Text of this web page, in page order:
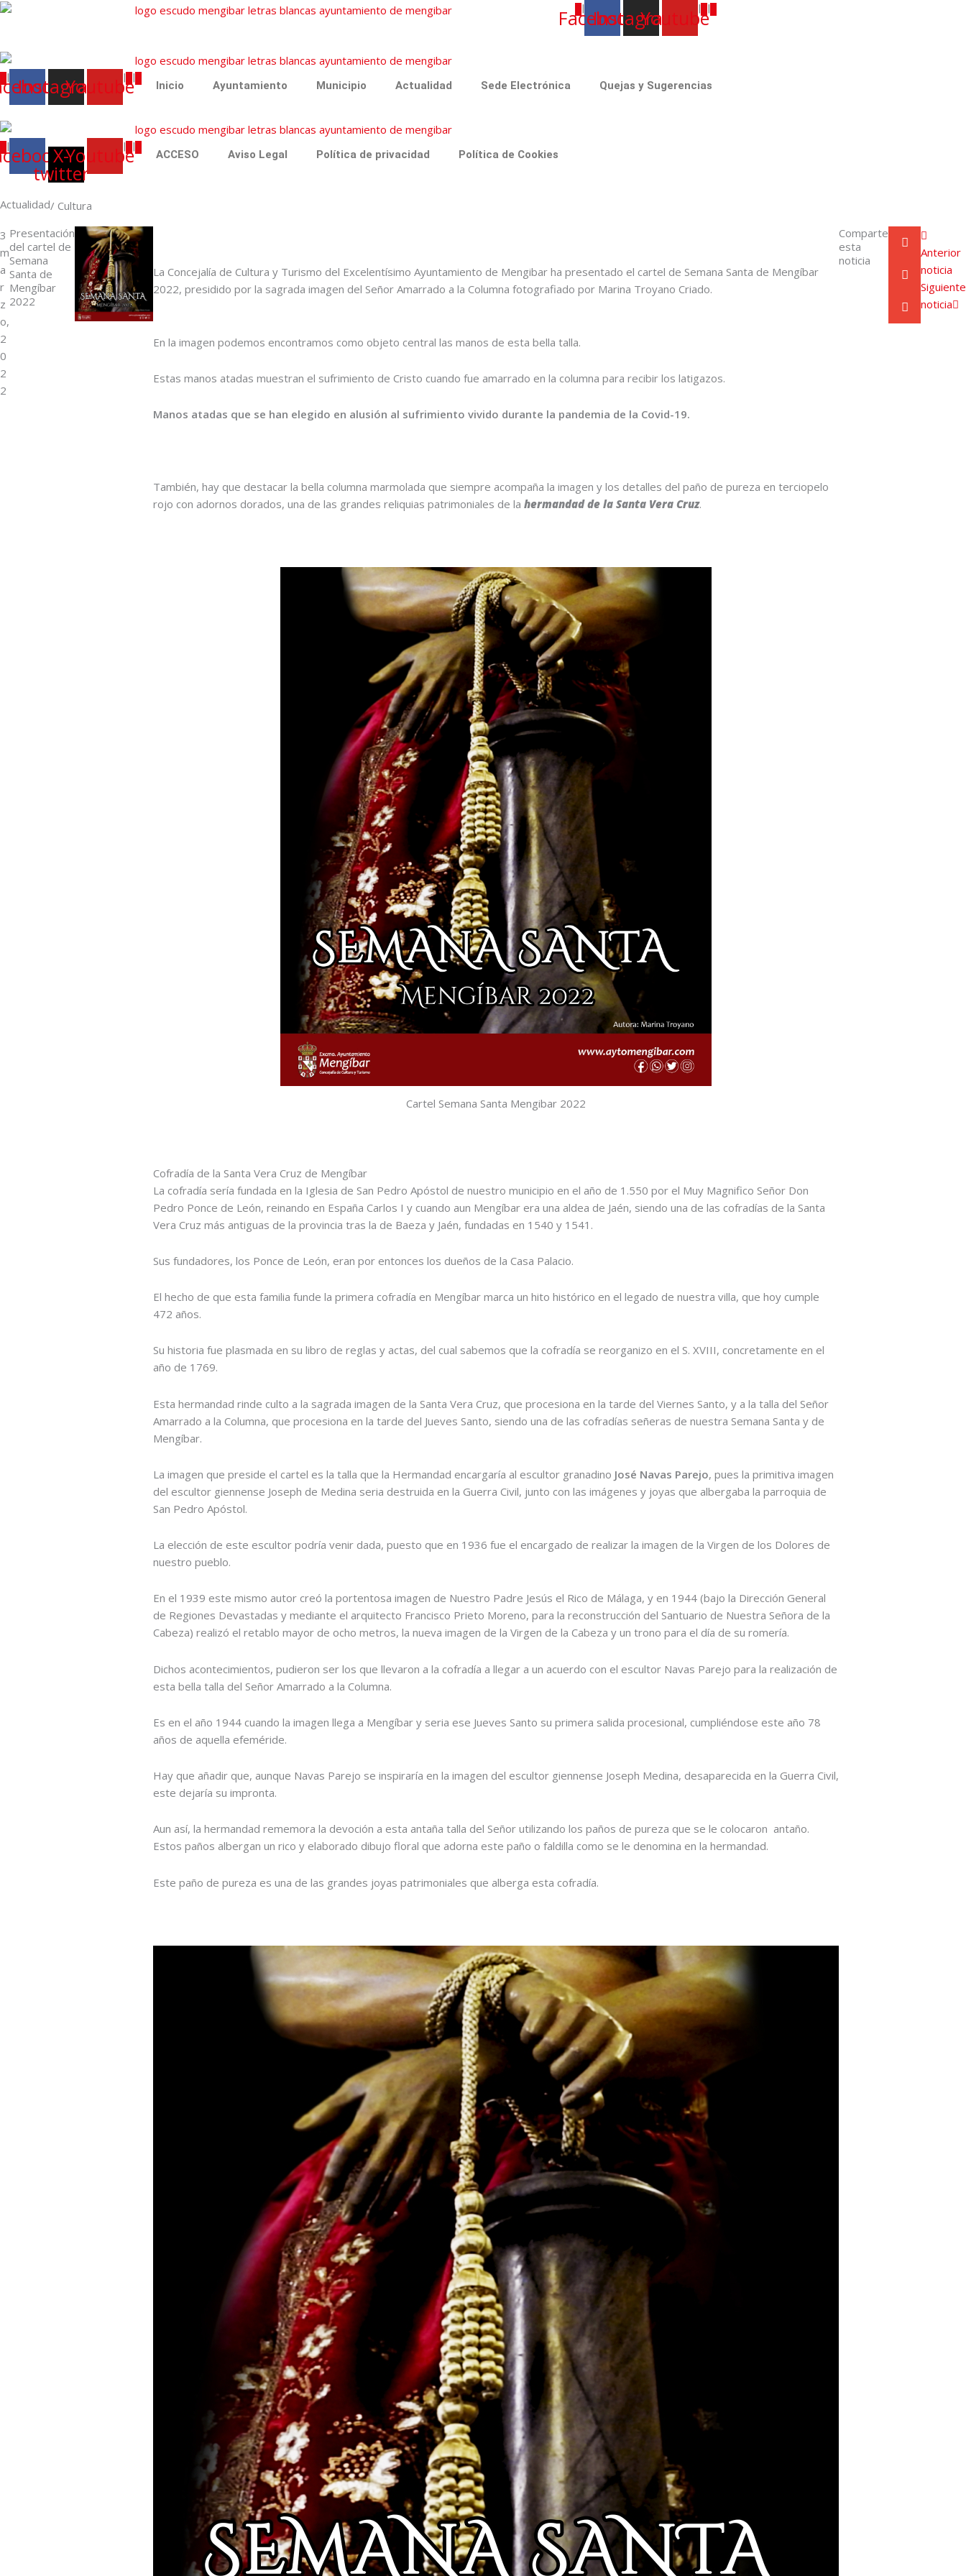
|
Facebook
Instagram
Youtube
| |
| Instagram
Youtube
| |
Inicio Ayuntamiento Municipio Actualidad Sede Electrónica Quejas y Sugerencias
| X-
twitter
Youtube
| |
ACCESO Aviso Legal Política de privacidad Política de Cookies
Actualidad/ Cultura
3
m
a
r
z
o,
2
0
2
2
Presentación
del cartel de
Semana
Santa de
Mengíbar
2022
La Concejalía de Cultura y Turismo del Excelentísimo Ayuntamiento de Mengibar ha presentado el cartel de Semana Santa de Mengíbar
2022, presidido por la sagrada imagen del Señor Amarrado a la Columna fotografiado por Marina Troyano Criado.
En la imagen podemos encontramos como objeto central las manos de esta bella talla.
Estas manos atadas muestran el sufrimiento de Cristo cuando fue amarrado en la columna para recibir los latigazos.
Manos atadas que se han elegido en alusión al sufrimiento vivido durante la pandemia de la Covid-19.
También, hay que destacar la bella columna marmolada que siempre acompaña la imagen y los detalles del paño de pureza en terciopelo
rojo con adornos dorados, una de las grandes reliquias patrimoniales de la hermandad de la Santa Vera Cruz.
Cartel Semana Santa Mengibar 2022
Cofradía de la Santa Vera Cruz de Mengíbar
La cofradía sería fundada en la Iglesia de San Pedro Apóstol de nuestro municipio en el año de 1.550 por el Muy Magnifico Señor Don
Pedro Ponce de León, reinando en España Carlos I y cuando aun Mengíbar era una aldea de Jaén, siendo una de las cofradías de la Santa
Vera Cruz más antiguas de la provincia tras la de Baeza y Jaén, fundadas en 1540 y 1541.
Sus fundadores, los Ponce de León, eran por entonces los dueños de la Casa Palacio.
El hecho de que esta familia funde la primera cofradía en Mengíbar marca un hito histórico en el legado de nuestra villa, que hoy cumple
472 años.
Su historia fue plasmada en su libro de reglas y actas, del cual sabemos que la cofradía se reorganizo en el S. XVIII, concretamente en el
año de 1769.
Esta hermandad rinde culto a la sagrada imagen de la Santa Vera Cruz, que procesiona en la tarde del Viernes Santo, y a la talla del Señor
Amarrado a la Columna, que procesiona en la tarde del Jueves Santo, siendo una de las cofradías señeras de nuestra Semana Santa y de
Mengíbar.
La imagen que preside el cartel es la talla que la Hermandad encargaría al escultor granadino José Navas Parejo, pues la primitiva imagen
del escultor giennense Joseph de Medina seria destruida en la Guerra Civil, junto con las imágenes y joyas que albergaba la parroquia de
San Pedro Apóstol.
La elección de este escultor podría venir dada, puesto que en 1936 fue el encargado de realizar la imagen de la Virgen de los Dolores de
nuestro pueblo.
En el 1939 este mismo autor creó la portentosa imagen de Nuestro Padre Jesús el Rico de Málaga, y en 1944 (bajo la Dirección General
de Regiones Devastadas y mediante el arquitecto Francisco Prieto Moreno, para la reconstrucción del Santuario de Nuestra Señora de la
Cabeza) realizó el retablo mayor de ocho metros, la nueva imagen de la Virgen de la Cabeza y un trono para el día de su romería.
Dichos acontecimientos, pudieron ser los que llevaron a la cofradía a llegar a un acuerdo con el escultor Navas Parejo para la realización de
esta bella talla del Señor Amarrado a la Columna.
Es en el año 1944 cuando la imagen llega a Mengíbar y seria ese Jueves Santo su primera salida procesional, cumpliéndose este año 78
años de aquella efeméride.
Hay que añadir que, aunque Navas Parejo se inspiraría en la imagen del escultor giennense Joseph Medina, desaparecida en la Guerra Civil,
este dejaría su impronta.
Aun así, la hermandad rememora la devoción a esta antaña talla del Señor utilizando los paños de pureza que se le colocaron antaño.
Estos paños albergan un rico y elaborado dibujo floral que adorna este paño o faldilla como se le denomina en la hermandad.
Este paño de pureza es una de las grandes joyas patrimoniales que alberga esta cofradía.
Comparte
esta
noticia
Anterior
noticia
Siguiente
noticia